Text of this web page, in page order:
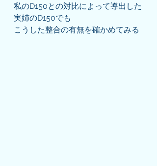
私のD150との対比によって導出した
実姉のD150でも
こうした整合の有無を確かめてみる